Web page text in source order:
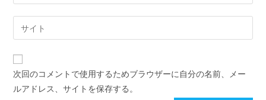
次回のコメントで使用するためブラウザーに自分の名前、メー
ルアドレス、サイトを保存する。